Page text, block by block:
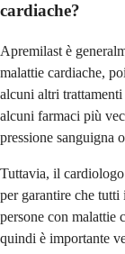
cardiache?
Apremilast è
malattie cardiache,
alcuni altri
alcuni farmaci più
pressione sanguigna
Tuttavia, il
per garantire che
persone con malattie
quindi è importante